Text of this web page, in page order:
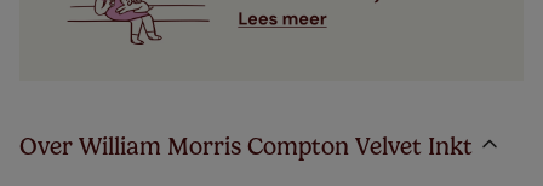
Over William Morris Compton Velvet Inkt